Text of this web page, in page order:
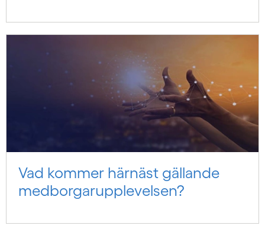
Vad kommer härnäst gällande
medborgarupplevelsen?